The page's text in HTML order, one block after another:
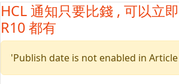
HCL 通知只要比錢 , 可以立
R10 都有
'Publish date is not enabled in